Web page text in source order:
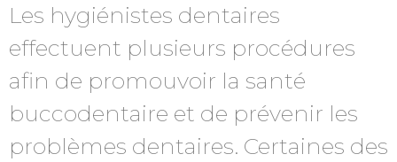
Les hygiénistes dentaires
effectuent plusieurs procédures
afin de promouvoir la santé
buccodentaire et de prévenir les
problèmes dentaires. Certaines des